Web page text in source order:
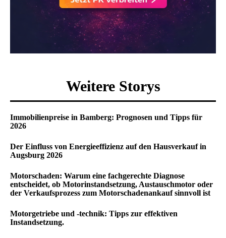
Weitere Storys
Immobilienpreise in Bamberg: Prognosen und Tipps für
2026
Der Einfluss von Energieeffizienz auf den Hausverkauf in
Augsburg 2026
Motorschaden: Warum eine fachgerechte Diagnose
entscheidet, ob Motorinstandsetzung, Austauschmotor oder
der Verkaufsprozess zum Motorschadenankauf sinnvoll ist
Motorgetriebe und -technik: Tipps zur effektiven
Instandsetzung.